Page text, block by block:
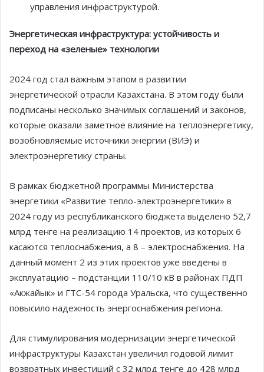
управления инфраструктурой.
Энергетическая инфраструктура: устойчивость и
переход на «зеленые» технологии
2024 год стал важным этапом в развитии
энергетической отрасли Казахстана. В этом году были
подписаны несколько значимых соглашений и законов,
которые оказали заметное влияние на теплоэнергетику,
возобновляемые источники энергии (ВИЭ) и
электроэнергетику страны.
В рамках бюджетной программы Министерства
энергетики «Развитие тепло-электроэнергетики» в
2024 году из республиканского бюджета выделено 52,7
млрд тенге на реализацию 14 проектов, из которых 6
касаются теплоснабжения, а 8 – электроснабжения. На
данный момент 2 из этих проектов уже введены в
эксплуатацию – подстанции 110/10 кВ в районах ПДП
«Акжайык» и ГТС-54 города Уральска, что существенно
повысило надежность энергоснабжения региона.
Для стимулирования модернизации энергетической
инфраструктуры Казахстан увеличил годовой лимит
возвратных инвестиций с 32 млрд тенге до 428 млрд